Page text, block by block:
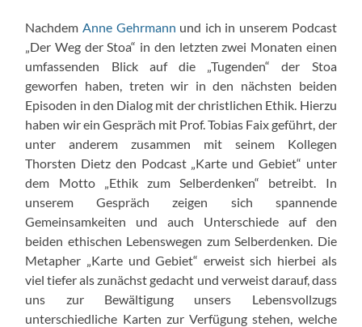
Nachdem Anne Gehrmann und ich in unserem Podcast
„Der Weg der Stoa“ in den letzten zwei Monaten einen
umfassenden Blick auf die „Tugenden“ der Stoa
geworfen haben, treten wir in den nächsten beiden
Episoden in den Dialog mit der christlichen Ethik. Hierzu
haben wir ein Gespräch mit Prof. Tobias Faix geführt, der
unter anderem zusammen mit seinem Kollegen
Thorsten Dietz den Podcast „Karte und Gebiet“ unter
dem Motto „Ethik zum Selberdenken“ betreibt. In
unserem Gespräch zeigen sich spannende
Gemeinsamkeiten und auch Unterschiede auf den
beiden ethischen Lebenswegen zum Selberdenken. Die
Metapher „Karte und Gebiet“ erweist sich hierbei als
viel tiefer als zunächst gedacht und verweist darauf, dass
uns zur Bewältigung unsers Lebensvollzugs
unterschiedliche Karten zur Verfügung stehen, welche